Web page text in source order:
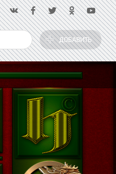
ДОБАВИТЬ